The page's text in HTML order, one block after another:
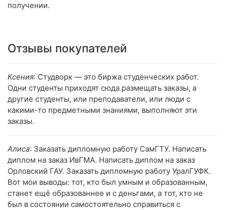
получении.
Отзывы покупателей
Ксения: Студворк — это биржа студенческих работ.
Одни студенты приходят сюда размещать заказы, а
другие студенты, или преподаватели, или люди с
какими-то предметными знаниями, выполняют эти
заказы.
Алиса: Заказать дипломную работу СамГТУ. Написать
диплом на заказ ИвГМА. Написать диплом на заказ
Орловский ГАУ. Заказать дипломную работу УралГУФК.
Вот мои выводы: тот, кто был умным и образованным,
станет ещё образованнее и с деньгами, а тот, кто не
был в состоянии самостоятельно справиться с